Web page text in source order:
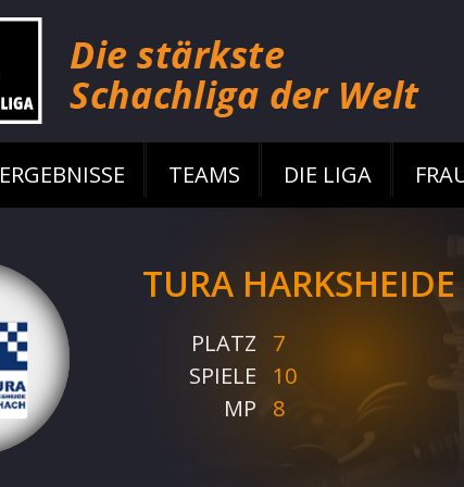
ERGEBNISSE TEAMS DIE LIGA
TURA HARKSHEIDE
PLATZ
7
SPIELE
10
MP
8